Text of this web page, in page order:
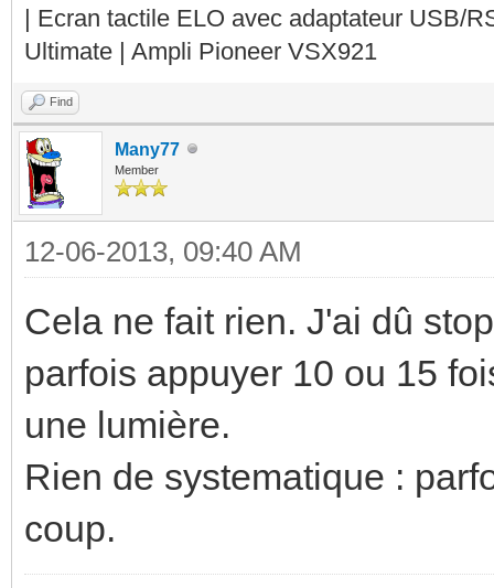
| Ecran tactile ELO avec adaptateur USB/
Ultimate | Ampli Pioneer VSX921
Find
Many77
Member
12-06-2013, 09:40 AM
Cela ne fait rien. J'ai dû
parfois appuyer 10 ou 15
une lumière.
Rien de systematique :
coup.